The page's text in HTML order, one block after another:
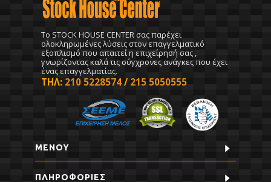
To STOCK HOUSE CENTER σας παρέχει
ολοκληρωμένες λύσεις στον επαγγελματικό
εξοπλισμό που απαιτεί η επιχείρησή σας ,
γνωρίζοντας καλά τις σύγχρονες ανάγκες που έχει
ένας επαγγελματίας.
ΤΗΛ: 210 5228574 / 215 5050555
ΜΕΝΟΥ
ΠΛΗΡΟΦΟΡΊΕΣ